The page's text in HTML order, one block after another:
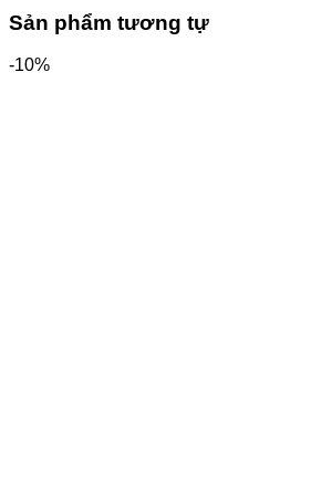
Sản phẩm tương tự
-10%